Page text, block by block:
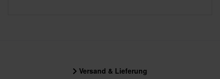
Versand & Lieferung